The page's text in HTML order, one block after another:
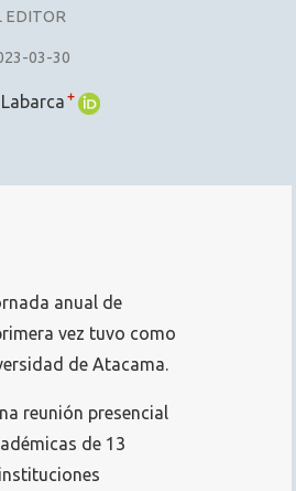
EDITOR
03-30
+
anual de
vez tuvo como
de Atacama.
reunión presencial
de 13